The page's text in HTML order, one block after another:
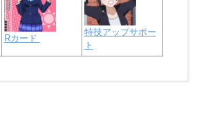
Rカード
特技アップサポー
ト